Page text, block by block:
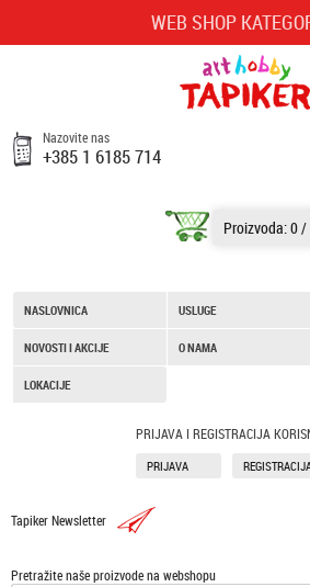
WEB SHOP
Nazovite nas
+385 1 6185 714
Proizvoda:0/
NASLOVNICA USLUGE
NOVOSTI I AKCIJE O NAMA
LOKACIJE
PRIJAVA I REGISTRACIJA
PRIJAVA
Tapiker Newsletter
Pretražite naše proizvode na webshopu